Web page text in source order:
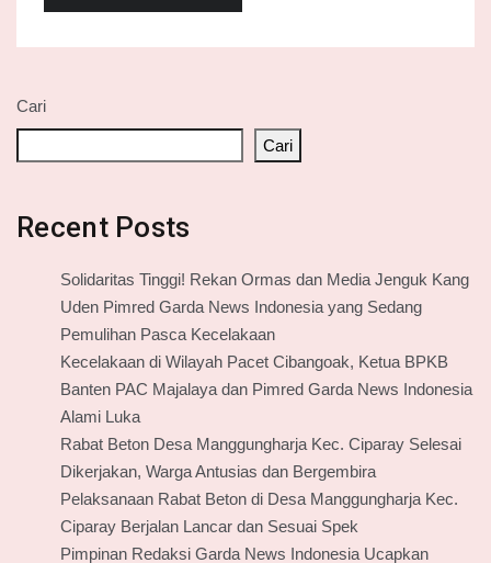
Cari
Cari
Recent Posts
Solidaritas Tinggi! Rekan Ormas dan Media Jenguk Kang
Uden Pimred Garda News Indonesia yang Sedang
Pemulihan Pasca Kecelakaan
Kecelakaan di Wilayah Pacet Cibangoak, Ketua BPKB
Banten PAC Majalaya dan Pimred Garda News Indonesia
Alami Luka
Rabat Beton Desa Manggungharja Kec. Ciparay Selesai
Dikerjakan, Warga Antusias dan Bergembira
Pelaksanaan Rabat Beton di Desa Manggungharja Kec.
Ciparay Berjalan Lancar dan Sesuai Spek
Pimpinan Redaksi Garda News Indonesia Ucapkan